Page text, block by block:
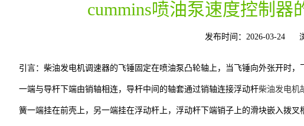
cummins喷油泵速度控制器
发布时间：2026-03-24
引言：柴油发电机调速器的飞锤固定在喷油泵凸轮轴上，当飞锤向外张开时
一端与导杆下端由销轴相连，导杆中间的轴套通过销轴连接浮动杆柴油发电机
簧一端挂在前壳上，另一端挂在浮动杆上，浮动杆下端销子上的滑块嵌入拨